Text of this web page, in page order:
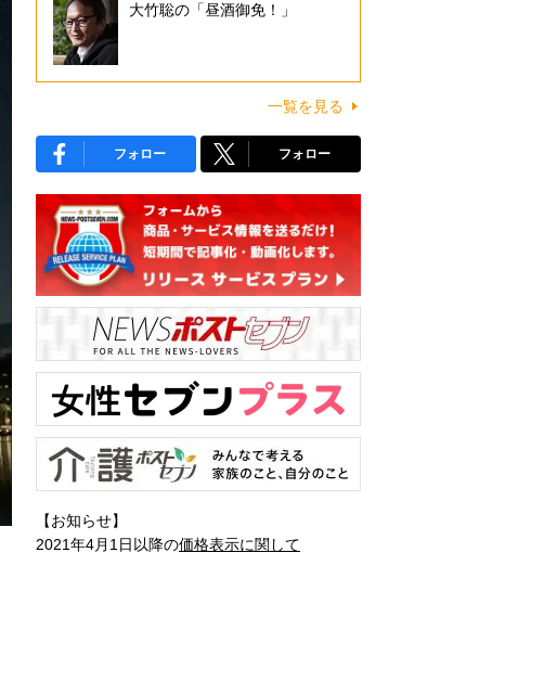
大竹聡の「昼酒御免！」
一覧を見る
フォロー フォロー
【お知らせ】
2021年4月1日以降の価格表示に関して